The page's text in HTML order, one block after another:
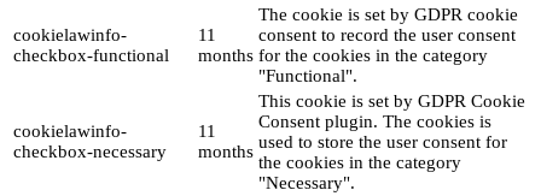
cookielawinfo-
checkbox-functional
11
months
The cookie is set by GDPR cookie
consent to record the user consent
for the cookies in the category
"Functional".
cookielawinfo-
checkbox-necessary
11
months
This cookie is set by GDPR Cookie
Consent plugin. The cookies is
used to store the user consent for
the cookies in the category
"Necessary".